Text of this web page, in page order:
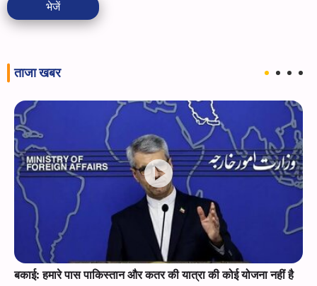
भेजें
ताजा खबर
बकाई: हमारे पास पाकिस्तान और कतर की यात्रा की कोई योजना नहीं है